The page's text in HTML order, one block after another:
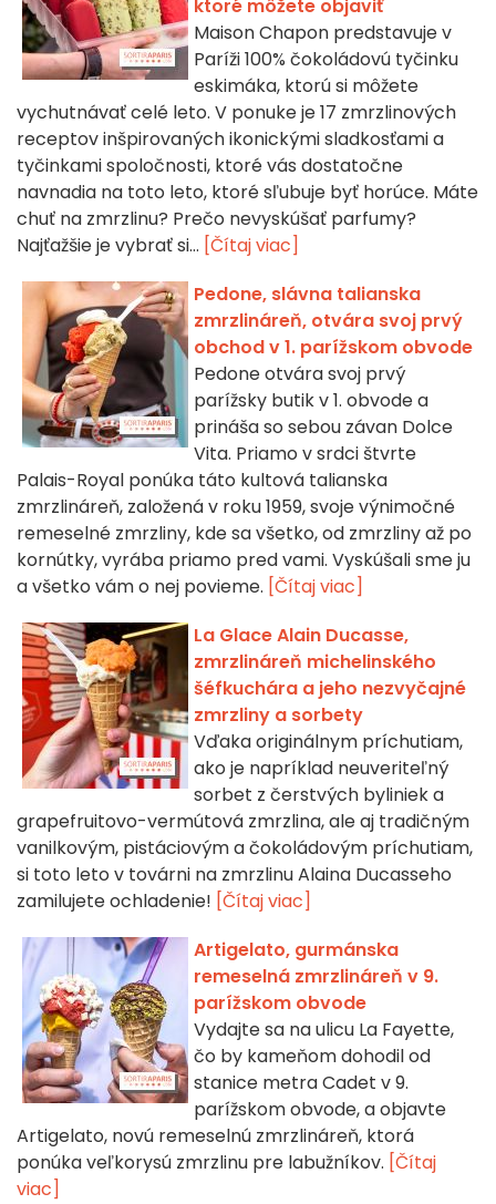
ktoré môžete objaviť
Maison Chapon predstavuje v
Paríži 100% čokoládovú tyčinku
eskimáka, ktorú si môžete
vychutnávať celé leto. V ponuke je 17 zmrzlinových
receptov inšpirovaných ikonickými sladkosťami a
tyčinkami spoločnosti, ktoré vás dostatočne
navnadia na toto leto, ktoré sľubuje byť horúce. Máte
chuť na zmrzlinu? Prečo nevyskúšať parfumy?
Najťažšie je vybrať si... [Čítaj viac]
Pedone, slávna talianska
zmrzlináreň, otvára svoj prvý
obchod v 1. parížskom obvode
Pedone otvára svoj prvý
parížsky butik v 1. obvode a
prináša so sebou závan Dolce
Vita. Priamo v srdci štvrte
Palais-Royal ponúka táto kultová talianska
zmrzlináreň, založená v roku 1959, svoje výnimočné
remeselné zmrzliny, kde sa všetko, od zmrzliny až po
kornútky, vyrába priamo pred vami. Vyskúšali sme ju
a všetko vám o nej povieme. [Čítaj viac]
La Glace Alain Ducasse,
zmrzlináreň michelinského
šéfkuchára a jeho nezvyčajné
zmrzliny a sorbety
Vďaka originálnym príchutiam,
ako je napríklad neuveriteľný
sorbet z čerstvých byliniek a
grapefruitovo-vermútová zmrzlina, ale aj tradičným
vanilkovým, pistáciovým a čokoládovým príchutiam,
si toto leto v továrni na zmrzlinu Alaina Ducasseho
zamilujete ochladenie! [Čítaj viac]
Artigelato, gurmánska
remeselná zmrzlináreň v 9.
parížskom obvode
Vydajte sa na ulicu La Fayette,
čo by kameňom dohodil od
stanice metra Cadet v 9.
parížskom obvode, a objavte
Artigelato, novú remeselnú zmrzlináreň, ktorá
ponúka veľkorysú zmrzlinu pre labužníkov. [Čítaj
viac]